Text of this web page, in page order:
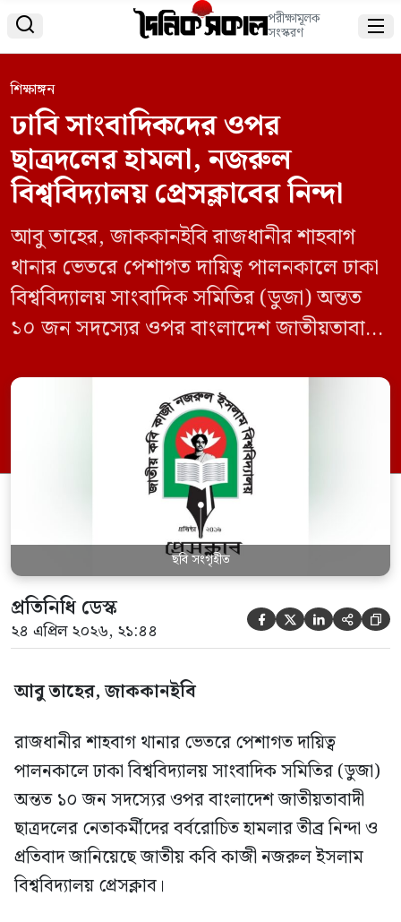
 পরীক্ষামূলক
সংস্করণ 
শিক্ষাঙ্গন
ঢাবি সাংবাদিকদের ওপর
ছাত্রদলের হামলা, নজরুল
বিশ্ববিদ্যালয় প্রেসক্লাবের নিন্দা
আবু তাহের, জাককানইবি ​রাজধানীর শাহবাগ
থানার ভেতরে পেশাগত দায়িত্ব পালনকালে ঢাকা
বিশ্ববিদ্যালয় সাংবাদিক সমিতির (ডুজা) অন্তত
১০ জন সদস্যের ওপর বাংলাদেশ জাতীয়তাবাদী
নিন্দা ও প্রতিবাদ জানিয়েছে জাতীয় কবি কাজী
নজরুল ইসলাম বিশ্ববিদ্যালয় প্রেসক্লাব। শুক্রবার
(২৪ এপ্রিল) নজরুল ইসলাম বিশ্ববিদ্যালয়
প্রেসক্লাবের সভাপতি জিহাদুজ্জামান জিসান এবং
সাধারণ সম্পাদক মো: শাহাদৎ হোসেন এক […]
ছবি সংগৃহীত
প্রতিনিধি ডেস্ক
২৪ এপ্রিল ২০২৬, ২১:৪৪     
আবু তাহের, জাককানইবি
​রাজধানীর শাহবাগ থানার ভেতরে পেশাগত দায়িত্ব
পালনকালে ঢাকা বিশ্ববিদ্যালয় সাংবাদিক সমিতির (ডুজা)
অন্তত ১০ জন সদস্যের ওপর বাংলাদেশ জাতীয়তাবাদী
ছাত্রদলের নেতাকর্মীদের বর্বরোচিত হামলার তীব্র নিন্দা ও
প্রতিবাদ জানিয়েছে জাতীয় কবি কাজী নজরুল ইসলাম
বিশ্ববিদ্যালয় প্রেসক্লাব।